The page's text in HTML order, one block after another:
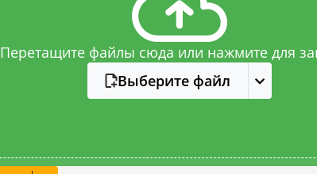
Перетащите файлы сюда или нажмите для
Выберите файл